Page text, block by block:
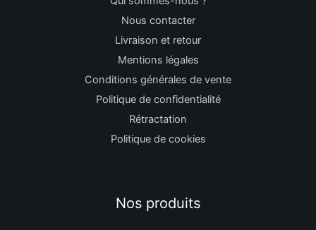
Nous contacter
Livraison et retour
Mentions légales
Conditions générales de vente
Politique de confidentialité
Rétractation
Politique de cookies
Nos produits